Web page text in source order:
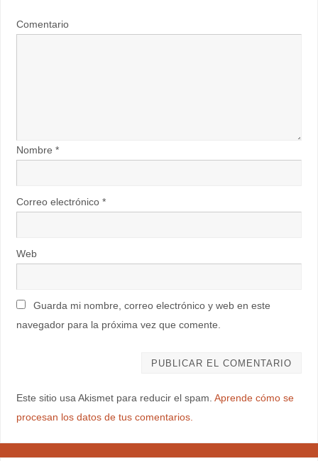
Comentario
Nombre *
Correo electrónico *
Web
Guarda mi nombre, correo electrónico y web en este
navegador para la próxima vez que comente.
Este sitio usa Akismet para reducir el spam. Aprende cómo se
procesan los datos de tus comentarios.